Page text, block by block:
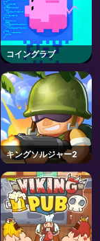
コイングラブ
キングソルジャー2